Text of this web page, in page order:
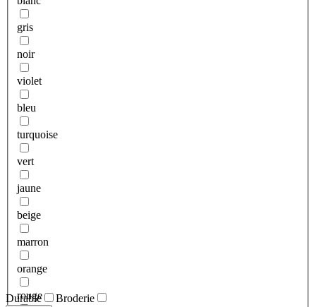
gris
noir
violet
bleu
turquoise
vert
jaune
beige
marron
orange
rouge
Durable Broderie